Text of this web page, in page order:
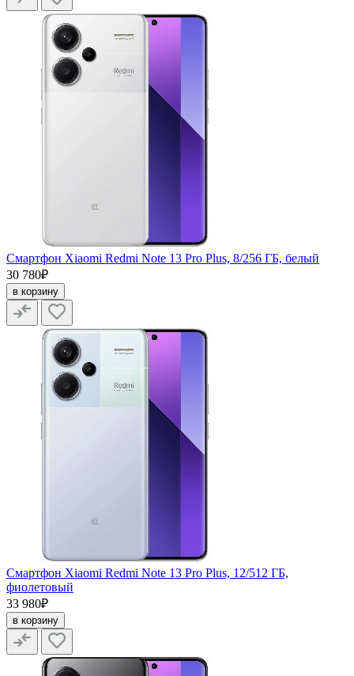
Смартфон Xiaomi Redmi Note 13 Pro Plus, 8/256 ГБ, белый
30 780₽
в корзину
Смартфон Xiaomi Redmi Note 13 Pro Plus, 12/512 ГБ,
фиолетовый
33 980₽
в корзину